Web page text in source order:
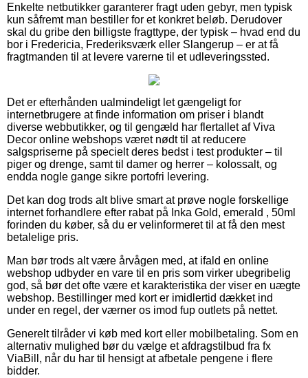
Enkelte netbutikker garanterer fragt uden gebyr, men typisk
kun såfremt man bestiller for et konkret beløb. Derudover
skal du gribe den billigste fragttype, der typisk – hvad end du
bor i Fredericia, Frederiksværk eller Slangerup – er at få
fragtmanden til at levere varerne til et udleveringssted.
Det er efterhånden ualmindeligt let gængeligt for
internetbrugere at finde information om priser i blandt
diverse webbutikker, og til gengæld har flertallet af Viva
Decor online webshops været nødt til at reducere
salgspriserne på specielt deres bedst i test produkter – til
piger og drenge, samt til damer og herrer – kolossalt, og
endda nogle gange sikre portofri levering.
Det kan dog trods alt blive smart at prøve nogle forskellige
internet forhandlere efter rabat på Inka Gold, emerald , 50ml
forinden du køber, så du er velinformeret til at få den mest
betalelige pris.
Man bør trods alt være årvågen med, at ifald en online
webshop udbyder en vare til en pris som virker ubegribelig
god, så bør det ofte være et karakteristika der viser en uægte
webshop. Bestillinger med kort er imidlertid dækket ind
under en regel, der værner os imod fup outlets på nettet.
Generelt tilråder vi køb med kort eller mobilbetaling. Som en
alternativ mulighed bør du vælge et afdragstilbud fra fx
ViaBill, når du har til hensigt at afbetale pengene i flere
bidder.